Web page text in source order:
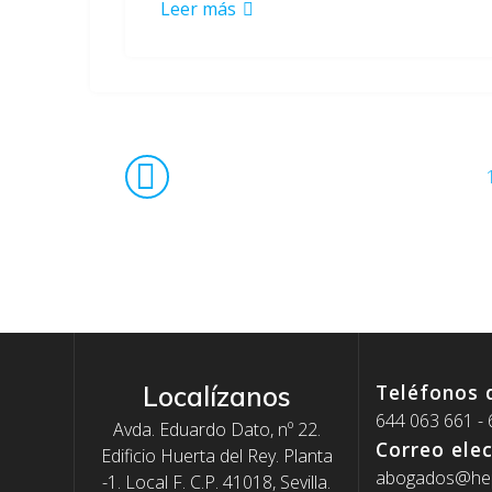
Leer más
Navegación
de
1
Localízanos
Avda. Eduardo Dato, nº 22.
Edificio Huerta del Rey. Planta
-1. Local F. C.P. 41018, Sevilla.
Teléfonos
644 063 661 -
Correo